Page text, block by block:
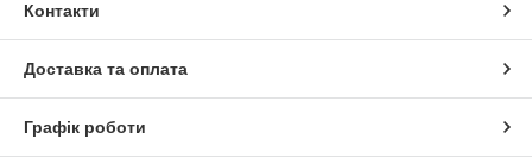
Контакти
Доставка та оплата
Графік роботи